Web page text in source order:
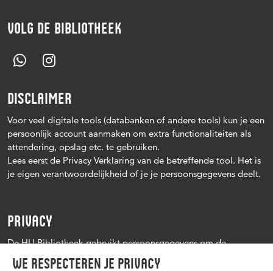
We respecteren je privacy
VOLG DE BIBLIOTHEEK
DISCLAIMER
Voor veel digitale tools (databanken of andere tools) kun je een
persoonlijk account aanmaken om extra functionaliteiten als
attendering, opslag etc. te gebruiken.
Lees eerst de Privacy Verklaring van de betreffende tool. Het is
je eigen verantwoordelijkheid of je je persoonsgegevens deelt.
PRIVACY
De HU Bibliotheek gebruikt persoonsgegevens om de
leenprocedure te kunnen uitvoeren, onder andere voor het